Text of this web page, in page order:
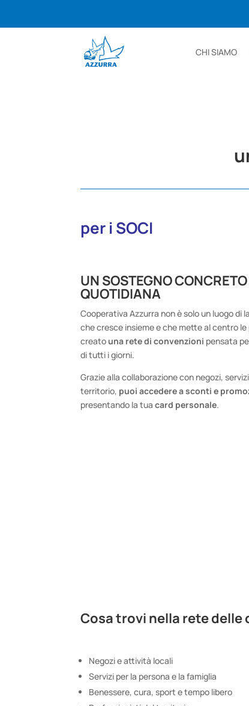
CHI SIAMO
per i SOCI
UN SOSTEGNO
QUOTIDIANA
Cooperativa Azzurra non è solo un luogo di
che cresce insieme e che mette al centro
creatouna rete di convenzioni pensata
di tutti i giorni.
Grazie alla collaborazione con negozi,
territorio, puoi accedere a sconti e
presentando la tuacard personale.
Cosa trovi nella rete delle
Negozi e attività locali
Servizi per la persona e la famiglia
Benessere, cura, sport e tempo libero